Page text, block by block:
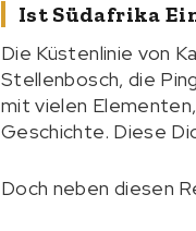
Ist Südafrika
Die Küstenlinie von
Stellenbosch, die
mit vielen
Geschichte. Diese
Doch neben diesen